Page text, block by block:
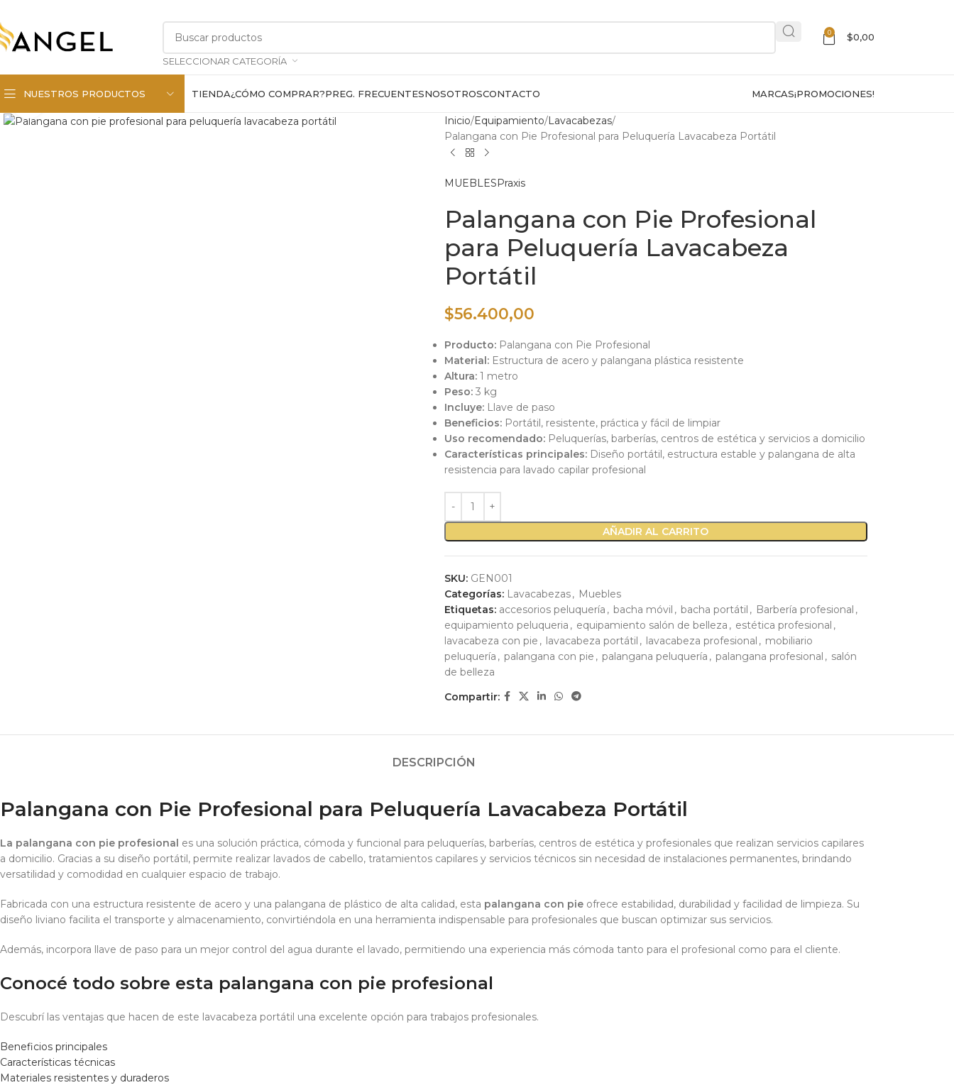
SELECCIONAR CATEGORÍA
0 $0,00
NUESTROS PRODUCTOS TIENDA¿CÓMO COMPRAR?PREG. FRECUENTESNOSOTROSCONTACTO MARCAS¡PROMOCIONES!
Haga clic para ampliar
Inicio Equipamiento Lavacabezas
Palangana con Pie Profesional para Peluquería Lavacabeza Portátil
MUEBLESPraxis
Palangana con Pie Profesional
para Peluquería Lavacabeza
Portátil
$56.400,00
Producto:Palangana con Pie Profesional
Material:Estructura de acero y palangana plástica resistente
Altura:1 metro
Peso:3 kg
Incluye:Llave de paso
Beneficios:Portátil, resistente, práctica y fácil de limpiar
Uso recomendado:Peluquerías, barberías, centros de estética y servicios a domicilio
Características principales:Diseño portátil, estructura estable y palangana de alta
resistencia para lavado capilar profesional
AÑADIR AL CARRITO
SKU: GEN001
Categorías: Lavacabezas, Muebles
Etiquetas: accesorios peluquería , bacha móvil , bacha portátil , Barbería profesional ,
equipamiento peluqueria , equipamiento salón de belleza , estética profesional ,
lavacabeza con pie , lavacabeza portátil , lavacabeza profesional , mobiliario
peluquería , palangana con pie , palangana peluquería , palangana profesional , salón
de belleza
Compartir:
DESCRIPCIÓN
Palangana con Pie Profesional para Peluquería Lavacabeza Portátil
La palangana con pie profesional es una solución práctica, cómoda y funcional para peluquerías, barberías, centros de estética y profesionales que realizan servicios capilares
a domicilio. Gracias a su diseño portátil, permite realizar lavados de cabello, tratamientos capilares y servicios técnicos sin necesidad de instalaciones permanentes, brindando
versatilidad y comodidad en cualquier espacio de trabajo.
Fabricada con una estructura resistente de acero y una palangana de plástico de alta calidad, esta palangana con pie ofrece estabilidad, durabilidad y facilidad de limpieza. Su
diseño liviano facilita el transporte y almacenamiento, convirtiéndola en una herramienta indispensable para profesionales que buscan optimizar sus servicios.
Además, incorpora llave de paso para un mejor control del agua durante el lavado, permitiendo una experiencia más cómoda tanto para el profesional como para el cliente.
Conocé todo sobre esta palangana con pie profesional
Descubrí las ventajas que hacen de este lavacabeza portátil una excelente opción para trabajos profesionales.
Beneficios principales
Características técnicas
Materiales resistentes y duraderos